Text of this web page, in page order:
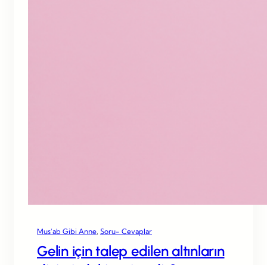
Mus’ab Gibi Anne Soru- Cevaplar
Gelin için talep edilen altınların